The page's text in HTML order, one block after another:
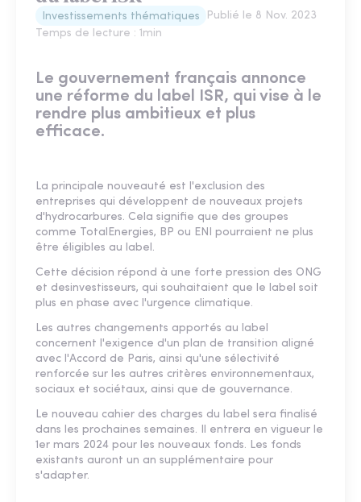
Investissements thématiques Publié le 8 Nov. 2023
Temps de lecture : 1min
Le gouvernement français annonce
une réforme du label ISR, qui vise à le
rendre plus ambitieux et plus
efficace.
La principale nouveauté est l'exclusion des
entreprises qui développent de nouveaux projets
d'hydrocarbures. Cela signifie que des groupes
comme TotalEnergies, BP ou ENI pourraient ne plus
être éligibles au label.
Cette décision répond à une forte pression des ONG
et desinvestisseurs, qui souhaitaient que le label soit
plus en phase avec l'urgence climatique.
Les autres changements apportés au label
concernent l'exigence d'un plan de transition aligné
avec l'Accord de Paris, ainsi qu'une sélectivité
renforcée sur les autres critères environnementaux,
sociaux et sociétaux, ainsi que de gouvernance.
Le nouveau cahier des charges du label sera finalisé
dans les prochaines semaines. Il entrera en vigueur le
1er mars 2024 pour les nouveaux fonds. Les fonds
existants auront un an supplémentaire pour
s'adapter.